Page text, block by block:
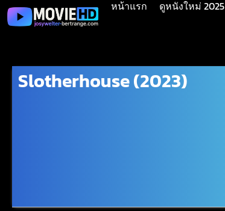
หน้าแรก ดูหนังใหม่ 2025
Slotherhouse (2023)